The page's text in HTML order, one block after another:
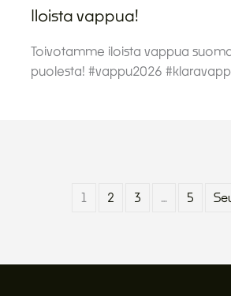
Iloista vappua!
Toivotamme iloista vappua
puolesta! #vappu2026
1 2 3 … 5